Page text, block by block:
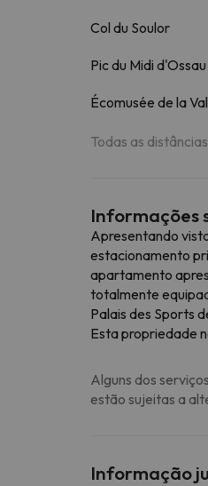
Col du Soulor
Pic du Midi d'Ossau
Écomusée de la
Todas as
Informações
Apresentando
estacionamento
apartamento
totalmente
Palais des Sports
Esta propriedade
Alguns dos
estão sujeitas a
Informação